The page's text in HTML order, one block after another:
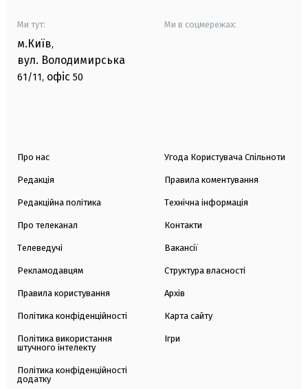
Ми тут:
м.Київ,
вул. Володимирська
61/11, офіс 50
Ми в соцмережах:
Про нас
Редакція
Редакційна політика
Про телеканал
Телеведучі
Рекламодавцям
Правила користування
Політика конфіденційності
Політика використання
штучного інтелекту
Політика конфіденційності
додатку
Угода Користувача Спільноти
Правила коментування
Технічна інформація
Контакти
Вакансії
Структура власності
Архів
Карта сайту
Ігри